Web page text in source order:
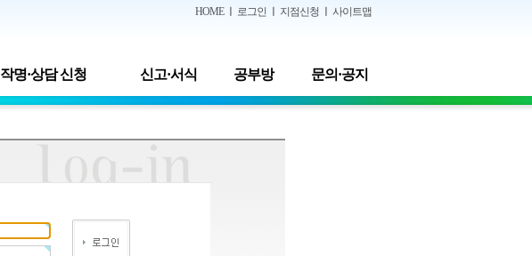
HOMEㅣ 로그인 지점신청 사이트맵
작명·상담 신청 신고·서식 공부방 문의·공지